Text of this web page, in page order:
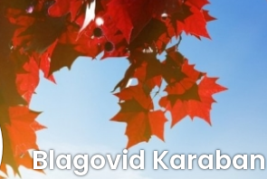
Blagovid Karaban